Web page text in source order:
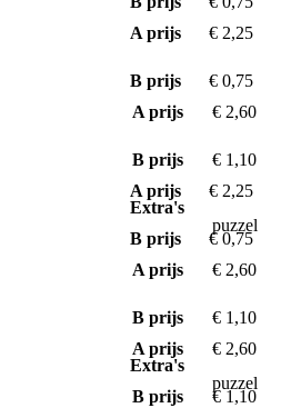
A prijs
€ 2,25
B prijs
€ 0,75
A prijs
€ 2,60
B prijs € 1,10
Extra's
puzzel
A prijs € 2,25
B prijs
€ 0,75
A prijs
€ 2,60
B prijs € 1,10
Extra's
puzzel
A prijs € 2,60
B prijs € 1,10